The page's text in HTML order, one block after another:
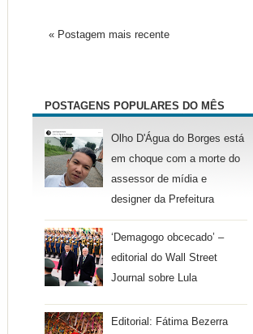
« Postagem mais recente
POSTAGENS POPULARES DO MÊS
Olho D'Água do Borges está
em choque com a morte do
assessor de mídia e
designer da Prefeitura
‘Demagogo obcecado’ –
editorial do Wall Street
Journal sobre Lula
Editorial: Fátima Bezerra